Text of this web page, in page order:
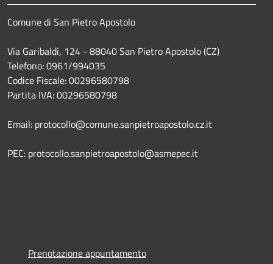
Comune di San Pietro Apostolo
Via Garibaldi, 124 - 88040 San Pietro Apostolo (CZ)
Telefono: 0961/994035
Codice Fiscale: 00296580798
Partita IVA: 00296580798
Email: protocollo@comune.sanpietroapostolo.cz.it
PEC: protocollo.sanpietroapostolo@asmepec.it
Prenotazione appuntamento